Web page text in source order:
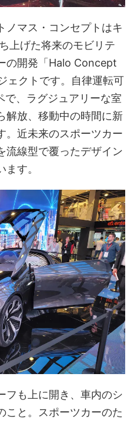
ノマス・コンセプトはキ
上げた将来のモビリテ
の開発「Halo Concept
ェクトです。自律運転可
で、ラグジュアリーな室
解放、移動中の時間に新
。近未来のスポーツカー
流線型で覆ったデザイン
す。
フも上に開き、車内のシ
こと。スポーツカーのた